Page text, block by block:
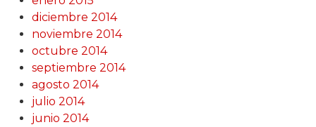
diciembre 2014
noviembre 2014
octubre 2014
septiembre 2014
agosto 2014
julio 2014
junio 2014